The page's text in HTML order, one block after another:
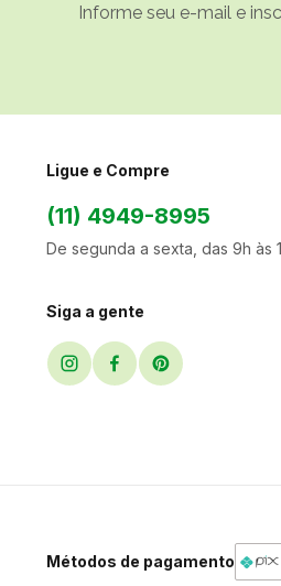
Informe seu e-mail e
Ligue e Compre
(11) 4949-8995
De segunda a sexta, das 9h às
Siga a gente
Métodos de pagamento